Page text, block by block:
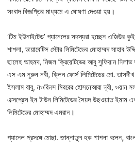
সংবাদ বিজ্ঞপ্তির মাধ্যমে এ ঘোষণা দেওয়া হয়।
‘টিম ইউনাইটেড’ প্যানেলের সদস্যরা হচ্ছেন এজিউর
শাপলা, ডায়াবেটিস স্টোর লিমিটেডের মোহাম্মদ সাহাব
ছালেহ আহমদ, নিজল ক্রিয়েটিভের আবু সুফিয়ান নিলাভ
এস এম নুরুন নবী, ক্লিন ফোর্স লিমিটেডের মো. তাসদীখ
ইসলাম বাবু, নওরিনস মিররের হোসনেআরা নূরী, ওয়ান
এক্সপ্রেস ইন টাউন লিমিটেডের সৈয়দ উছ‌ওয়াত ইমাম
লিমিটেডের মোহাম্মদ এমরান।
প্যানেল প্রসঙ্গে মোছা. জান্নাতুল হক শাপলা বলেন,